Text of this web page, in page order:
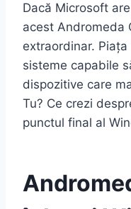
Dacă Microsoft
acest Andromeda
extraordinar.
sisteme capabile
dispozitive care
Tu? Ce crezi
punctul final al